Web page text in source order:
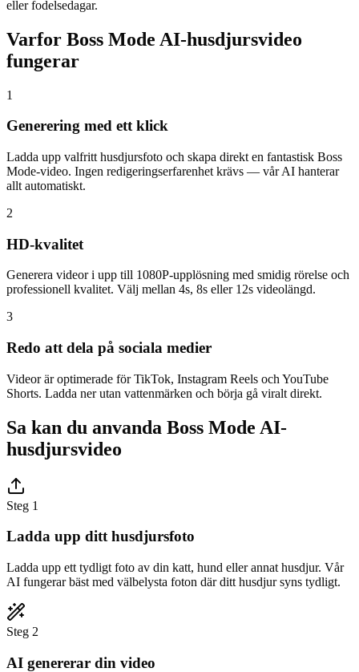
eller fodelsedagar.
Varfor Boss Mode AI-husdjursvideo
fungerar
1
Generering med ett klick
Ladda upp valfritt husdjursfoto och skapa direkt en fantastisk Boss
Mode-video. Ingen redigeringserfarenhet krävs — vår AI hanterar
allt automatiskt.
2
HD-kvalitet
Generera videor i upp till 1080P-upplösning med smidig rörelse och
professionell kvalitet. Välj mellan 4s, 8s eller 12s videolängd.
3
Redo att dela på sociala medier
Videor är optimerade för TikTok, Instagram Reels och YouTube
Shorts. Ladda ner utan vattenmärken och börja gå viralt direkt.
Sa kan du anvanda Boss Mode AI-
husdjursvideo
Steg 1
Ladda upp ditt husdjursfoto
Ladda upp ett tydligt foto av din katt, hund eller annat husdjur. Vår
AI fungerar bäst med välbelysta foton där ditt husdjur syns tydligt.
Steg 2
AI genererar din video